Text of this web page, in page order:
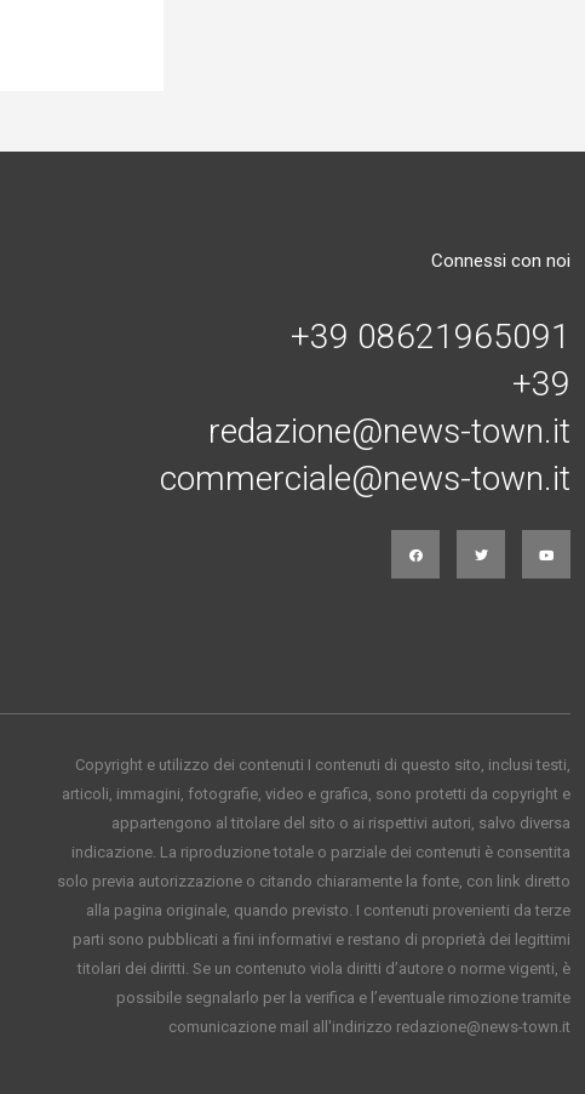
Connessi con noi
+39 08621965091
+39
redazione@news-town.it
commerciale@news-town.it
Copyright e utilizzo dei contenuti I contenuti di questo sito, inclusi testi,
articoli, immagini, fotografie, video e grafica, sono protetti da copyright e
appartengono al titolare del sito o ai rispettivi autori, salvo diversa
indicazione. La riproduzione totale o parziale dei contenuti è consentita
solo previa autorizzazione o citando chiaramente la fonte, con link diretto
alla pagina originale, quando previsto. I contenuti provenienti da terze
parti sono pubblicati a fini informativi e restano di proprietà dei legittimi
titolari dei diritti. Se un contenuto viola diritti d’autore o norme vigenti, è
possibile segnalarlo per la verifica e l’eventuale rimozione tramite
comunicazione mail all'indirizzo redazione@news-town.it